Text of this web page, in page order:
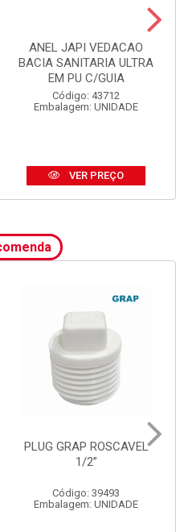
ANEL JAPI VEDACAO
BACIA SANITARIA ULTRA
EM PU C/GUIA
Código: 43712
Embalagem: UNIDADE
VER PREÇO
LUX DURAMAIS BALDE 15L
BRANCO NEVE
Código: 20238
Embalagem: BALDE